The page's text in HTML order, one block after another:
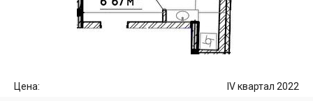
Цена: IV квартал 2022